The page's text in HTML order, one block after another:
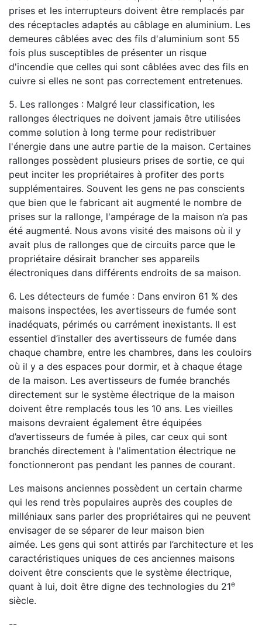
prises et les interrupteurs doivent être remplacés par
des réceptacles adaptés au câblage en aluminium. Les
demeures câblées avec des fils d'aluminium sont 55
fois plus susceptibles de présenter un risque
d'incendie que celles qui sont câblées avec des fils en
cuivre si elles ne sont pas correctement entretenues.
5. Les rallonges : Malgré leur classification, les
rallonges électriques ne doivent jamais être utilisées
comme solution à long terme pour redistribuer
l'énergie dans une autre partie de la maison. Certaines
rallonges possèdent plusieurs prises de sortie, ce qui
peut inciter les propriétaires à profiter des ports
supplémentaires. Souvent les gens ne pas conscients
que bien que le fabricant ait augmenté le nombre de
prises sur la rallonge, l'ampérage de la maison n’a pas
été augmenté. Nous avons visité des maisons où il y
avait plus de rallonges que de circuits parce que le
propriétaire désirait brancher ses appareils
électroniques dans différents endroits de sa maison.
6. Les détecteurs de fumée : Dans environ 61 % des
maisons inspectées, les avertisseurs de fumée sont
inadéquats, périmés ou carrément inexistants. Il est
essentiel d’installer des avertisseurs de fumée dans
chaque chambre, entre les chambres, dans les couloirs
où il y a des espaces pour dormir, et à chaque étage
de la maison. Les avertisseurs de fumée branchés
directement sur le système électrique de la maison
doivent être remplacés tous les 10 ans. Les vieilles
maisons devraient également être équipées
d’avertisseurs de fumée à piles, car ceux qui sont
branchés directement à l'alimentation électrique ne
fonctionneront pas pendant les pannes de courant.
Les maisons anciennes possèdent un certain charme
qui les rend très populaires auprès des couples de
milléniaux sans parler des propriétaires qui ne peuvent
envisager de se séparer de leur maison bien
aimée. Les gens qui sont attirés par l’architecture et les
caractéristiques uniques de ces anciennes maisons
doivent être conscients que le système électrique,
quant à lui, doit être digne des technologies du 21e
siècle.
--